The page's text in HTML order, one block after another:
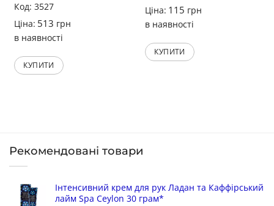
Код: 3527
Ціна: 513 грн
в наявності
КУПИТИ
Ціна: 115 грн
в наявності
КУПИТИ
Рекомендовані товари
Інтенсивний крем для рук Ладан та Каффірський
лайм Spa Ceylon 30 грам*